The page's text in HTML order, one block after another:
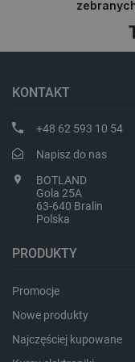
KONTAKT
+48 62 593 10 54
Napisz do nas
BOTLAND
Gola 25A
63-640 Bralin
Polska
PRODUKTY
Promocje
Nowe produkty
Najczęściej kupowane